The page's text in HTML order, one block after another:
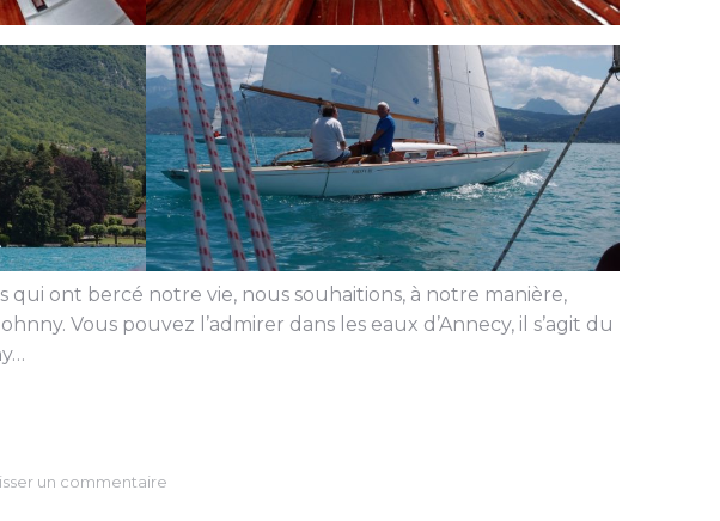
ont bercé notre vie, nous souhaitions, à notre manière,
Vous pouvez l’admirer dans les eaux d’Annecy, il s’agit du
un commentaire